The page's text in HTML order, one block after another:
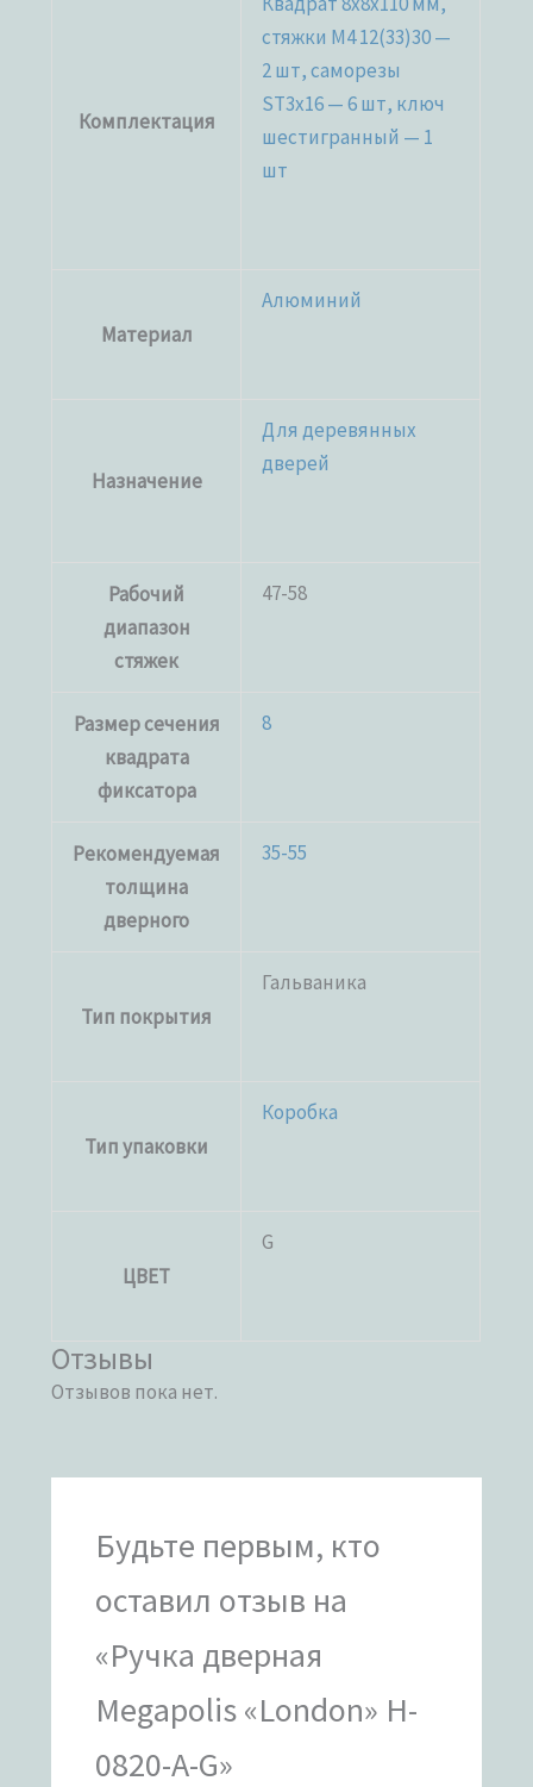
Комплектация
стяжки М4 12(33)30 —
2 шт, саморезы
ST3x16 — 6 шт, ключ
шестигранный — 1
шт
Материал
Алюминий
Назначение
Для деревянных
дверей
Рабочий
диапазон
стяжек
47-58
Размер сечения
квадрата
фиксатора
8
Рекомендуемая
толщина
дверного
35-55
Тип покрытия
Гальваника
Тип упаковки
Коробка
ЦВЕТ
G
Отзывы
Отзывов пока нет.
Будьте первым, кто
оставил отзыв на
«Ручка дверная
Megapolis «London» H-
0820-A-G»